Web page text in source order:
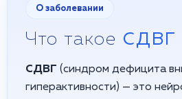
О заболевании
Что такое СДВГ
СДВГ (синдром дефицита
гиперактивности) — это